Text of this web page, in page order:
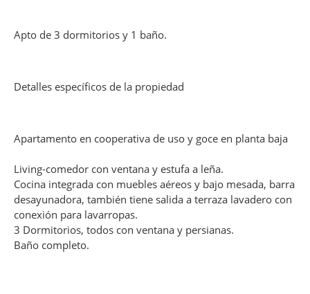
Apto de 3 dormitorios y 1 baño.
Detalles específicos de la propiedad
Apartamento en cooperativa de uso y goce en planta baja
Living-comedor con ventana y estufa a leña.
Cocina integrada con muebles aéreos y bajo mesada, barra
desayunadora, también tiene salida a terraza lavadero con
conexión para lavarropas.
3 Dormitorios, todos con ventana y persianas.
Baño completo.